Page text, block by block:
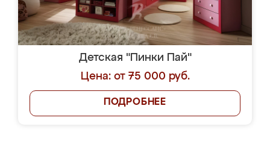
Детская "Пинки Пай"
Цена: от 75 000 руб.
ПОДРОБНЕЕ